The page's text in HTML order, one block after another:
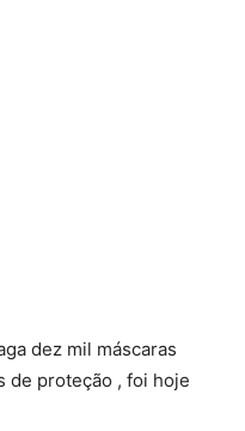
dez mil máscaras
de proteção , foi hoje